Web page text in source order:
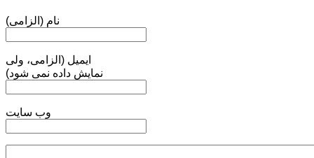
نام (الزامی)
ایمیل (الزامی، ولی
نمایش داده نمی شود)
وب سایت